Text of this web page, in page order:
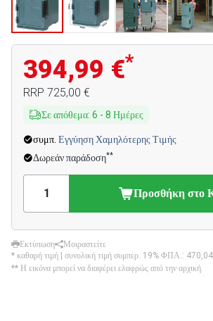
394,99 €*
RRP 725,00 €
Σε απόθεμα: 6 - 8 Ημέρες
συμπ. Εγγύηση Χαμηλότερης Τιμής
Δωρεάν παράδοση**
Προσθήκη στο
Εκτύπωση
Μοιραστείτε
* καθαρή τιμή | συνολική τιμή συμπερ. 19% ΦΠΑ.:
** Η εικόνα μπορεί να διαφέρει ελαφρώς από την αρχική.